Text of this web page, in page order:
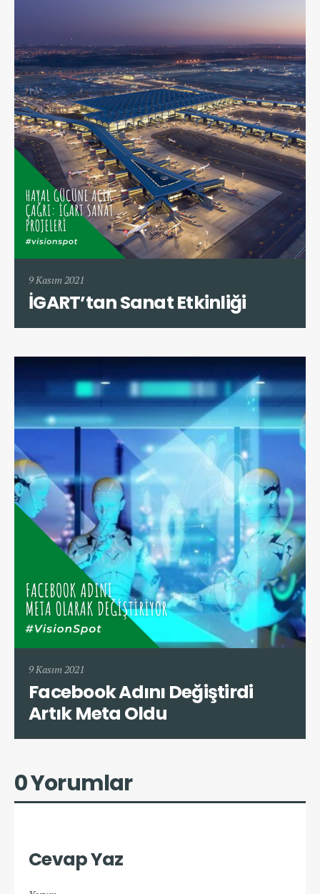
9 Kasım 2021
İGART’tan Sanat Etkinliği
9 Kasım 2021
Facebook Adını Değiştirdi
Artık Meta Oldu
0 Yorumlar
Cevap Yaz